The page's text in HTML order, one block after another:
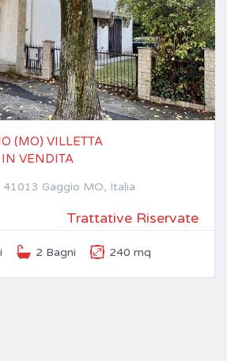
(MO) VILLETTA
VENDITA
41013 Gaggio MO, Italia
Trattative Riservate
2 Bagni 240 mq